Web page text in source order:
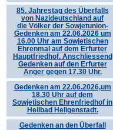
85. Jahrestag des Überfalls
von Nazideutschland auf
die Völker der Sowjetunion-
Gedenken am 22.06.2026 um
16.00 Uhr am Sowjetischen
Ehrenmal auf dem Erfurter
Hauptfriedhof. Anschliessend
Gedenken auf den Erfurter
Anger gegen 17.30 Uhr.
Gedenken am 22.06.2026,um
18.30 Uhr auf dem
Sowjetischen Ehrenfriedhof in
Heilbad Heligenstadt.
Gedenken an den Überfall